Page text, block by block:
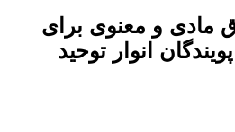
مادی و معنوی برای
انوار توحید